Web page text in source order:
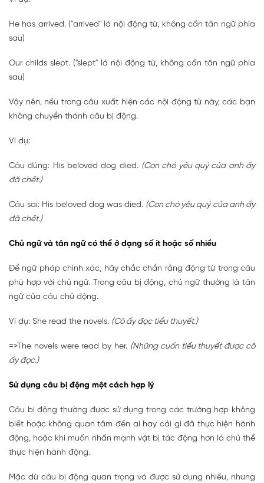
He has arrived. ("arrived" là nội động từ, không cần tân ngữ phía
sau)
Our childs slept. ("slept" là nội động từ, không cần tân ngữ phía
sau)
Vậy nên, nếu trong câu xuất hiện các nội động từ này, các bạn
không chuyển thành câu bị động.
Ví dụ:
Câu đúng: His beloved dog died. (Con chó yêu quý của anh ấy
đã chết.)
Câu sai: His beloved dog was died. (Con chó yêu quý của anh ấy
đã chết.)
Chủ ngữ và tân ngữ có thể ở dạng số ít hoặc số nhiều
Để ngữ pháp chính xác, hãy chắc chắn rằng động từ trong câu
phù hợp với chủ ngữ. Trong câu bị động, chủ ngữ thường là tân
ngữ của câu chủ động.
Ví dụ: She read the novels. (Cô ấy đọc tiểu thuyết.)
=>The novels were read by her. (Những cuốn tiểu thuyết được cô
ấy đọc.)
Sử dụng câu bị động một cách hợp lý
Câu bị động thường được sử dụng trong các trường hợp không
biết hoặc không quan tâm đến ai hay cái gì đã thực hiện hành
động, hoặc khi muốn nhấn mạnh vật bị tác động hơn là chủ thể
thực hiện hành động.
Mặc dù câu bị động quan trọng và được sử dụng nhiều, nhưng